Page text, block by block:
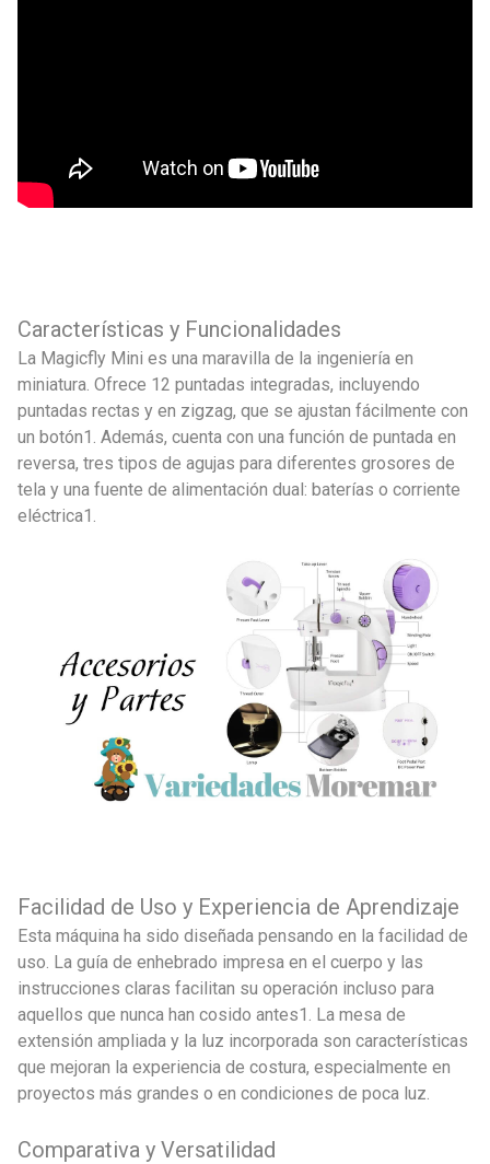
Características y Funcionalidades
La Magicfly Mini es una maravilla de la ingeniería en
miniatura. Ofrece 12 puntadas integradas, incluyendo
puntadas rectas y en zigzag, que se ajustan fácilmente con
un botón1. Además, cuenta con una función de puntada en
reversa, tres tipos de agujas para diferentes grosores de
tela y una fuente de alimentación dual: baterías o corriente
eléctrica1.
Facilidad de Uso y Experiencia de Aprendizaje
Esta máquina ha sido diseñada pensando en la facilidad de
uso. La guía de enhebrado impresa en el cuerpo y las
instrucciones claras facilitan su operación incluso para
aquellos que nunca han cosido antes1. La mesa de
extensión ampliada y la luz incorporada son características
que mejoran la experiencia de costura, especialmente en
proyectos más grandes o en condiciones de poca luz.
Comparativa y Versatilidad